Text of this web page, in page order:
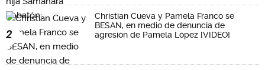
2
Christian Cueva y Pamela Franco se
BESAN, en medio de denuncia de
agresión de Pamela López [VIDEO]